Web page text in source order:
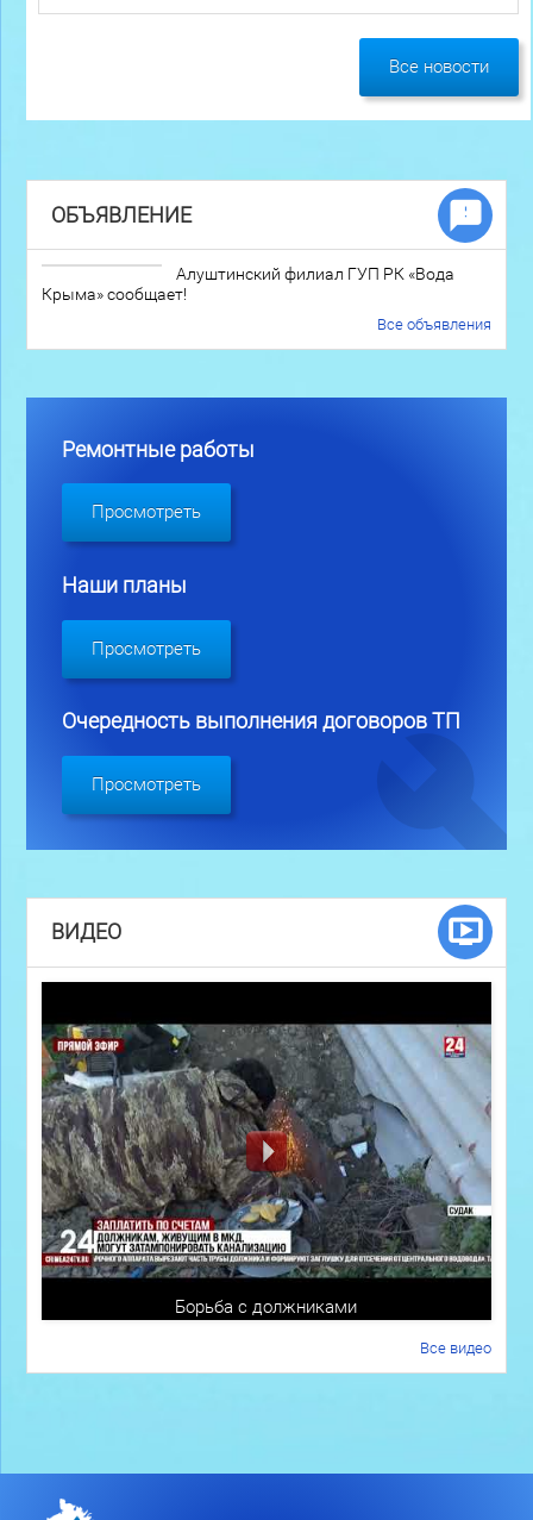
Все новости
ОБЪЯВЛЕНИЕ
Алуштинский филиал ГУП РК «Вода
Крыма» сообщает!
Все объявления
Ремонтные работы
Просмотреть
Наши планы
Просмотреть
Очередность выполнения договоров ТП
Просмотреть
ВИДЕО
Борьба с должниками
Все видео